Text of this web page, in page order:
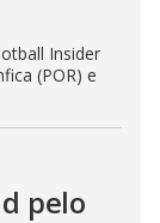
Insider
(POR) e
pelo